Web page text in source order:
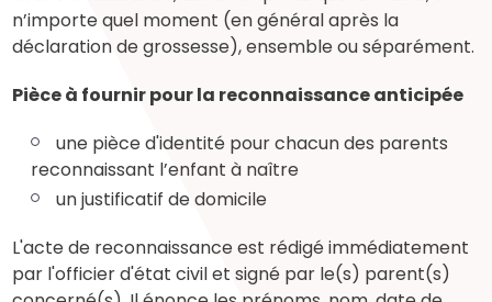
n’importe quel moment (en général après la
déclaration de grossesse), ensemble ou séparément.
Pièce à fournir pour la reconnaissance anticipée
une pièce d'identité pour chacun des parents
reconnaissant l’enfant à naître
un justificatif de domicile
L'acte de reconnaissance est rédigé immédiatement
par l'officier d'état civil et signé par le(s) parent(s)